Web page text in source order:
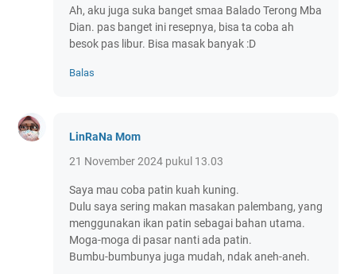
Ah, aku juga suka banget smaa Balado Terong Mba
Dian. pas banget ini resepnya, bisa ta coba ah
besok pas libur. Bisa masak banyak :D
Balas
LinRaNa Mom
21 November 2024 pukul 13.03
Saya mau coba patin kuah kuning.
Dulu saya sering makan masakan palembang, yang
menggunakan ikan patin sebagai bahan utama.
Moga-moga di pasar nanti ada patin.
Bumbu-bumbunya juga mudah, ndak aneh-aneh.